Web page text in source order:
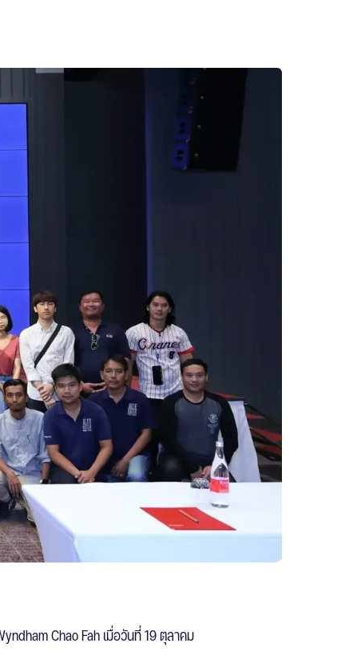
Chao Fah เมื่อวันที่ 19 ตุลาคม